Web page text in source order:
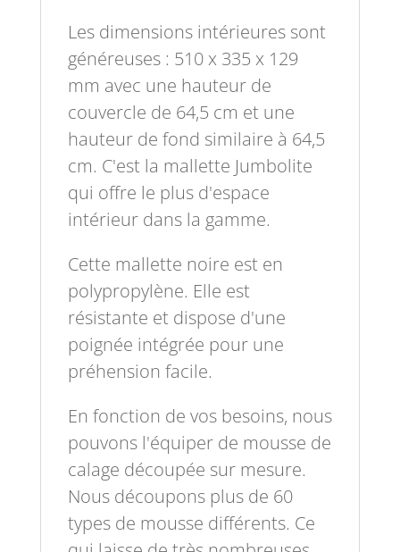
Les dimensions intérieures sont
généreuses : 510 x 335 x 129
mm avec une hauteur de
couvercle de 64,5 cm et une
hauteur de fond similaire à 64,5
cm. C'est la mallette Jumbolite
qui offre le plus d'espace
intérieur dans la gamme.
Cette mallette noire est en
polypropylène. Elle est
résistante et dispose d'une
poignée intégrée pour une
préhension facile.
En fonction de vos besoins, nous
pouvons l'équiper de mousse de
calage découpée sur mesure.
Nous découpons plus de 60
types de mousse différents. Ce